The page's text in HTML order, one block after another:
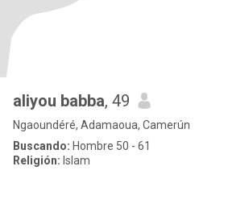
aliyou babba, 49
Ngaoundéré, Adamaoua, Camerún
Buscando: Hombre 50 - 61
Religión: Islam